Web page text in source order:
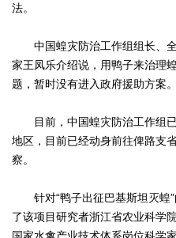
法。
中国蝗灾防治工作组组长、全
家王凤乐介绍说，用鸭子来治理
题，暂时没有进入政府援助方案。
目前，中国蝗灾防治工作组已
地区，目前已经动身前往俾路支
察。
针对“鸭子出征巴基斯坦灭蝗”
了该项目研究者浙江省农业科学
国家水禽产业技术体系岗位科学家